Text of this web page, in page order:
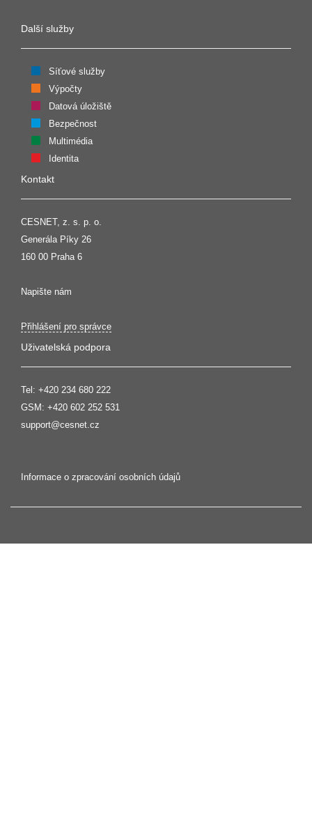
Další služby
Síťové služby
Výpočty
Datová úložiště
Bezpečnost
Multimédia
Identita
Kontakt
CESNET, z. s. p. o.
Generála Píky 26
160 00 Praha 6
Napište nám
Přihlášení pro správce
Uživatelská podpora
Tel: +420 234 680 222
GSM: +420 602 252 531
support@cesnet.cz
Informace o zpracování osobních údajů